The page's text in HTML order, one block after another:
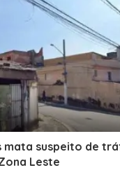
mata suspeito de
Leste